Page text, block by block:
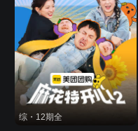
综・12期全